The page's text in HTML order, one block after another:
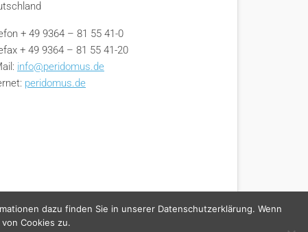
+ 49 9364 – 81 55 41-0
+ 49 9364 – 81 55 41-20
info@peridomus.de
peridomus.de
dazu finden Sie in unserer Datenschutzerklärung. Wenn
Cookies zu.